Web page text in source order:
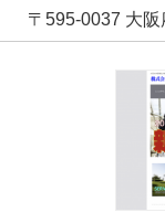
〒595-0037 大